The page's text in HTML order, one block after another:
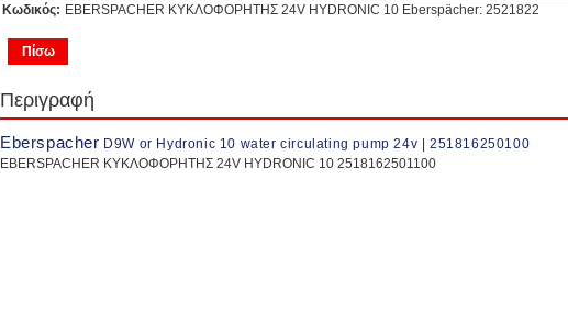
Κωδικός: EBERSPACHER ΚΥΚΛΟΦΟΡΗΤΗΣ 24V HYDRONIC 10 Eberspächer: 2521822
Πίσω
Περιγραφή
Eberspacher D9W or Hydronic 10 water circulating pump 24v | 251816250100
EBERSPACHER ΚΥΚΛΟΦΟΡΗΤΗΣ 24V HYDRONIC 10 2518162501100